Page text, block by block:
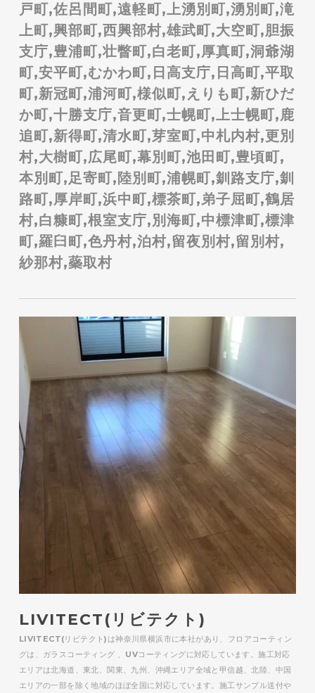
戸町,佐呂間町,遠軽町,上湧別町,湧別町,滝
上町,興部町,西興部村,雄武町,大空町,胆振
支庁,豊浦町,壮瞥町,白老町,厚真町,洞爺湖
町,安平町,むかわ町,日高支庁,日高町,平取
町,新冠町,浦河町,様似町,えりも町,新ひだ
か町,十勝支庁,音更町,士幌町,上士幌町,鹿
追町,新得町,清水町,芽室町,中札内村,更別
村,大樹町,広尾町,幕別町,池田町,豊頃町,
本別町,足寄町,陸別町,浦幌町,釧路支庁,釧
路町,厚岸町,浜中町,標茶町,弟子屈町,鶴居
村,白糠町,根室支庁,別海町,中標津町,標津
町,羅臼町,色丹村,泊村,留夜別村,留別村,
紗那村,蘂取村
LIVITECT(リビテクト)
LIVITECT(リビテクト)は神奈川県横浜市に本社があり、フロアコーティン
グは、ガラスコーティング 、UVコーティングに対応しています。施工対応
エリアは北海道、東北、関東、九州、沖縄エリア全域と甲信越、北陸、中国
エリアの一部を除く地域のほぼ全国に対応しています。施工サンプル送付や